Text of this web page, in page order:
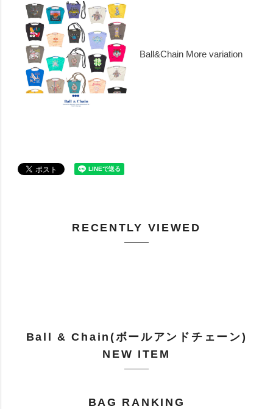
Ball&Chain More variation
RECENTLY VIEWED
Ball & Chain(ボールアンドチェーン)
NEW ITEM
BAG RANKING